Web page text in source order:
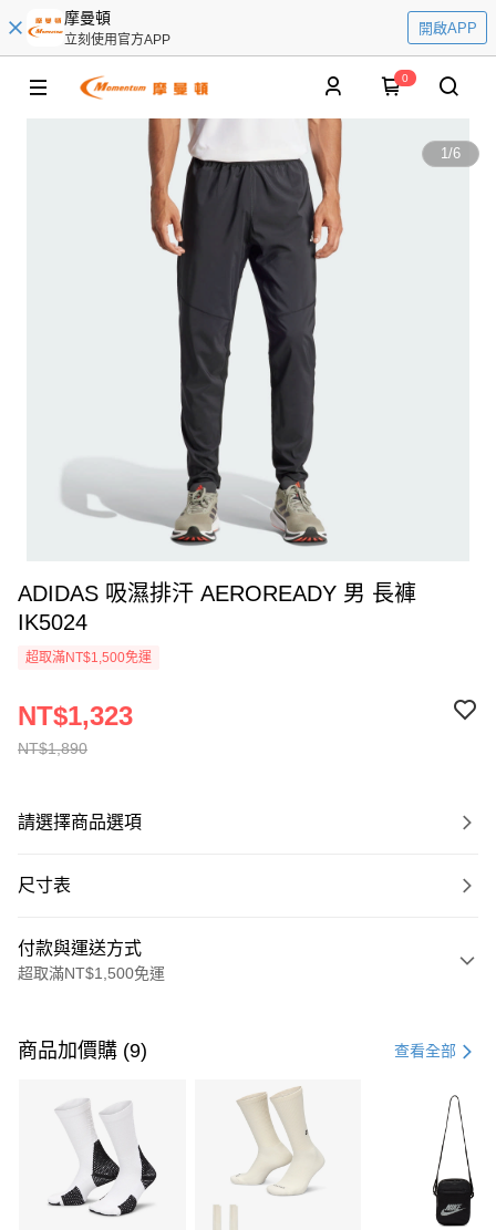
摩曼頓
立刻使用官方APP
開啟APP
0
1/6
ADIDAS 吸濕排汗 AEROREADY 男 長褲
IK5024
超取滿NT$1,500免運
NT$1,890
NT$1,323
請選擇商品選項
尺寸表
付款與運送方式
超取滿NT$1,500免運
信用卡一次付款
3 期 0 利率 每期 21家銀行
合作金庫商業銀行
第一商業銀行
華南商業銀行
彰化商業銀行
上海商業儲蓄銀行
Apple Pay
商品加價購 (9) 查看全部